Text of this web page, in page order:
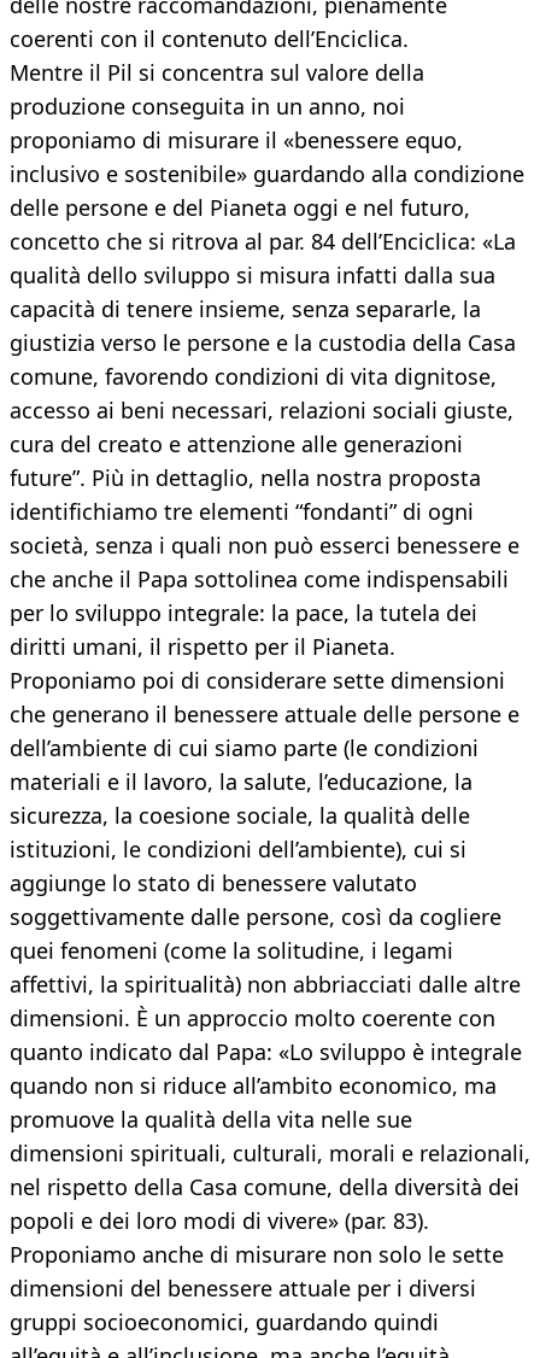
coerenti con il contenuto dell’Enciclica.
Mentre il Pil si concentra sul valore della
produzione conseguita in un anno, noi
proponiamo di misurare il «benessere equo,
inclusivo e sostenibile» guardando alla condizione
delle persone e del Pianeta oggi e nel futuro,
concetto che si ritrova al par. 84 dell’Enciclica: «La
qualità dello sviluppo si misura infatti dalla sua
capacità di tenere insieme, senza separarle, la
giustizia verso le persone e la custodia della Casa
comune, favorendo condizioni di vita dignitose,
accesso ai beni necessari, relazioni sociali giuste,
cura del creato e attenzione alle generazioni
future”. Più in dettaglio, nella nostra proposta
identifichiamo tre elementi “fondanti” di ogni
società, senza i quali non può esserci benessere e
che anche il Papa sottolinea come indispensabili
per lo sviluppo integrale: la pace, la tutela dei
diritti umani, il rispetto per il Pianeta.
Proponiamo poi di considerare sette dimensioni
che generano il benessere attuale delle persone e
dell’ambiente di cui siamo parte (le condizioni
materiali e il lavoro, la salute, l’educazione, la
sicurezza, la coesione sociale, la qualità delle
istituzioni, le condizioni dell’ambiente), cui si
aggiunge lo stato di benessere valutato
soggettivamente dalle persone, così da cogliere
quei fenomeni (come la solitudine, i legami
affettivi, la spiritualità) non abbriacciati dalle altre
dimensioni. È un approccio molto coerente con
quanto indicato dal Papa: «Lo sviluppo è integrale
quando non si riduce all’ambito economico, ma
promuove la qualità della vita nelle sue
dimensioni spirituali, culturali, morali e relazionali,
nel rispetto della Casa comune, della diversità dei
popoli e dei loro modi di vivere» (par. 83).
Proponiamo anche di misurare non solo le sette
dimensioni del benessere attuale per i diversi
gruppi socioeconomici, guardando quindi